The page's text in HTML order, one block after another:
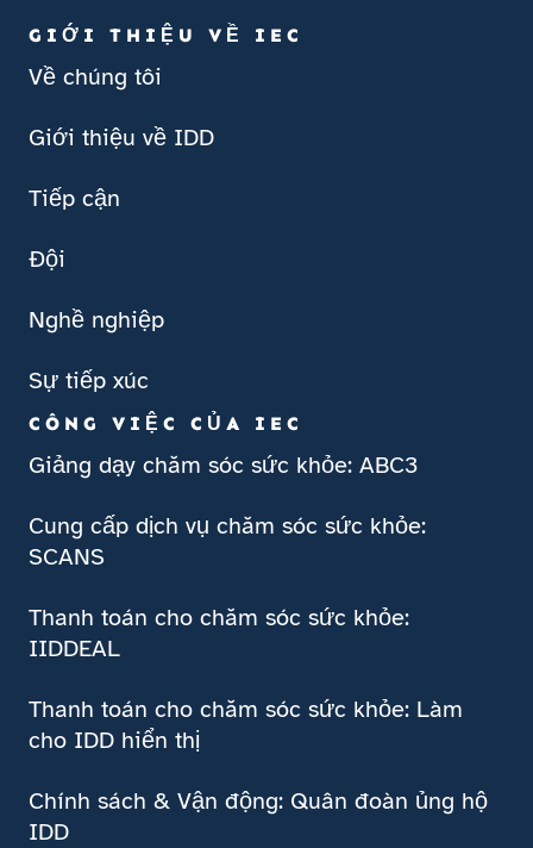
GIỚI THIỆU VỀ IEC
Về chúng tôi
Giới thiệu về IDD
Tiếp cận
Đội
Nghề nghiệp
Sự tiếp xúc
CÔNG VIỆC CỦA IEC
Giảng dạy chăm sóc sức khỏe: ABC3
Cung cấp dịch vụ chăm sóc sức khỏe:
SCANS
Thanh toán cho chăm sóc sức khỏe:
IIDDEAL
Thanh toán cho chăm sóc sức khỏe: Làm
cho IDD hiển thị
Chính sách & Vận động: Quân đoàn ủng hộ
IDD